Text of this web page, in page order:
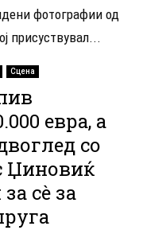
фотографии од
присуствувал...
Сцена
евра, а
со
Џиновиќ
сè за